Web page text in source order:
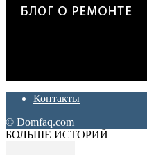
Контакты
© Domfaq.com
БОЛЬШЕ ИСТОРИЙ